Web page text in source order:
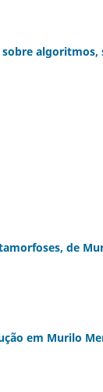
algoritmos,
de
em Murilo